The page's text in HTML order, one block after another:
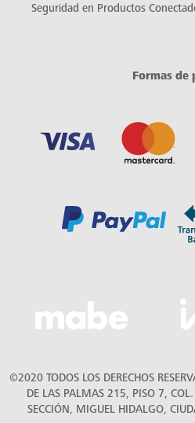
Seguridad en Productos
Formas de
©2020 TODOS LOS DERECHOS
DE LAS PALMAS 215, PISO 7, COL.
SECCIÓN, MIGUEL HIDALGO,